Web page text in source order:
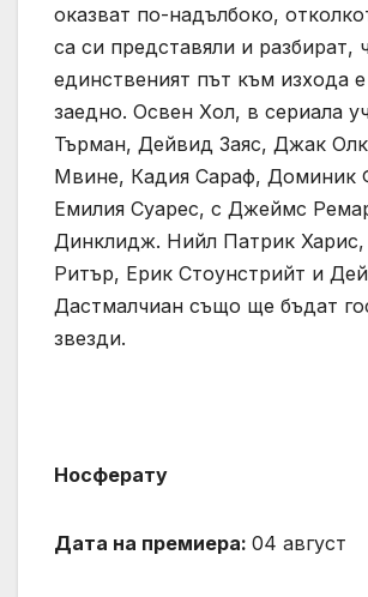
оказват по-надълбоко,
са си представяли и разбират,
единственият път към изхода
заедно. Освен Хол, в сериала
Търман, Дейвид Заяс, Джак
Мвине, Кадия Сараф, Доминик
Емилия Суарес, с Джеймс
Динклидж. Нийл Патрик Харис,
Ритър, Ерик Стоунстрийт и
Дастмалчиан също ще бъдат
звезди.
Носферату
Дата на премиера: 04 август